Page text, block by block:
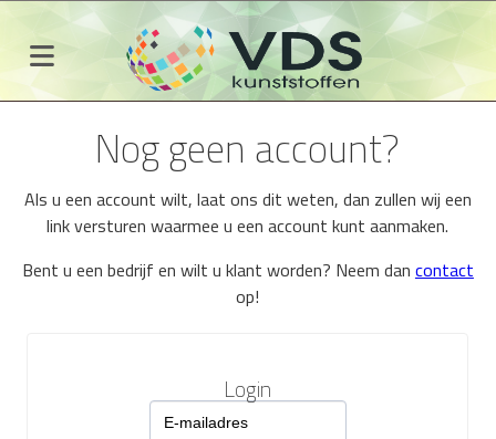
Nog geen account?
Als u een account wilt, laat ons dit weten, dan zullen wij een
link versturen waarmee u een account kunt aanmaken.
Bent u een bedrijf en wilt u klant worden? Neem dan contact
op!
Login